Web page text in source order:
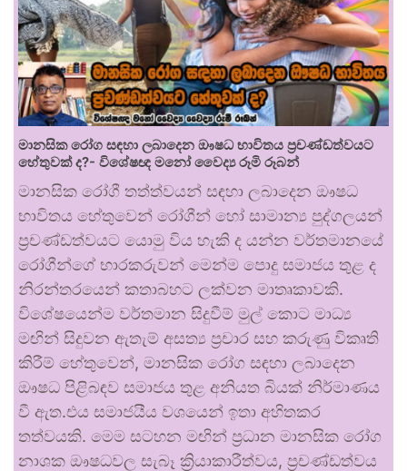
මානසික රෝග සඳහා ලබාදෙන ඖෂධ භාවිතය ප්‍රචණ්ඩත්වයට
හේතුවක් ද?- විශේෂඥ මනෝ වෛද්‍ය රූමි රූබන්
මානසික රෝගී තත්ත්වයන් සඳහා ලබාදෙන ඖෂධ
භාවිතය හේතුවෙන් රෝගීන් හෝ සාමාන්‍ය පුද්ගලයන්
ප්‍රචණ්ඩත්වයට යොමු විය හැකි ද යන්න වර්තමානයේ
රෝගීන්ගේ භාරකරුවන් මෙන්ම පොදු සමාජය තුළ ද
නිරන්තරයෙන් කතාබහට ලක්වන මාතෘකාවකි.
විශේෂයෙන්ම වර්තමාන සිදුවීම් මුල් කොට මාධ්‍ය
මඟින් සිදුවන ඇතැම් අසත්‍ය ප්‍රචාර සහ කරුණු විකෘති
කිරීම් හේතුවෙන්, මානසික රෝග සඳහා ලබාදෙන
ඖෂධ පිළිබඳව සමාජය තුළ අනියත බියක් නිර්මාණය
වී ඇත.එය සමාජයීය වශයෙන් ඉතා අහිතකර
තත්වයකි. මෙම සටහන මඟින් ප්‍රධාන මානසික රෝග
නාශක ඖෂධවල සැබෑ ක්‍රියාකාරීත්වය, ප්‍රචණ්ඩත්වය